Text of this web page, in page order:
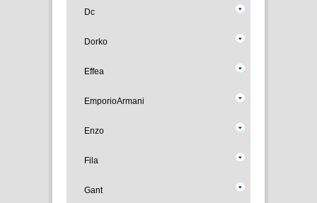
Dc
Dorko
Effea
EmporioArmani
Enzo
Fila
Gant